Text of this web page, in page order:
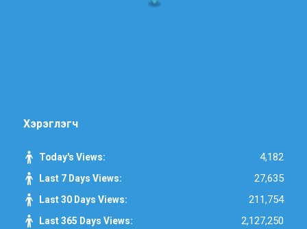
Хэрэглэгч
Today's Views: 4,182
Last 7 Days Views: 27,635
Last 30 Days Views: 211,754
Last 365 Days Views: 2,127,250